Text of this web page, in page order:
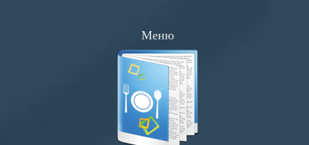
Меню